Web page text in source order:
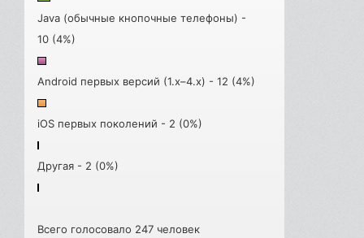
Java (обычные кнопочные телефоны) -
10 (4%)
Android первых версий (1.x–4.x) - 12 (4%)
iOS первых поколений - 2 (0%)
Другая - 2 (0%)
Всего голосовало 247 человек